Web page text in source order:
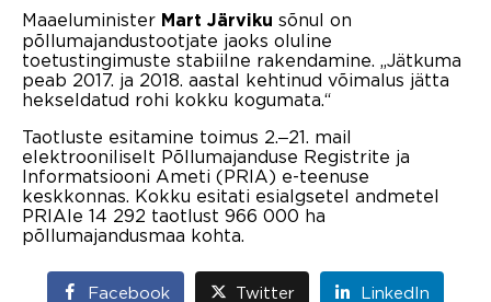
Maaeluminister Mart Järviku sõnul on
põllumajandustootjate jaoks oluline
toetustingimuste stabiilne rakendamine. „Jätkuma
peab 2017. ja 2018. aastal kehtinud võimalus jätta
hekseldatud rohi kokku kogumata.“
Taotluste esitamine toimus 2.‒21. mail
elektrooniliselt Põllumajanduse Registrite ja
Informatsiooni Ameti (PRIA) e-teenuse
keskkonnas. Kokku esitati esialgsetel andmetel
PRIAle 14 292 taotlust 966 000 ha
põllumajandusmaa kohta.
Facebook Twitter LinkedIn